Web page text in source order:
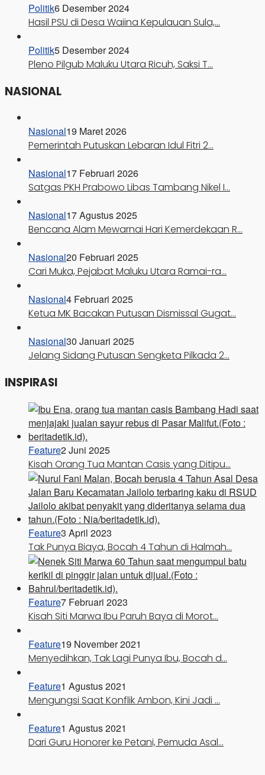
Politik6 Desember 2024
Hasil PSU di Desa Waiina Kepulauan Sula,…
Politik5 Desember 2024
Pleno Pilgub Maluku Utara Ricuh, Saksi T…
NASIONAL
Nasional19 Maret 2026
Pemerintah Putuskan Lebaran Idul Fitri 2…
Nasional17 Februari 2026
Satgas PKH Prabowo Libas Tambang Nikel I…
Nasional17 Agustus 2025
Bencana Alam Mewarnai Hari Kemerdekaan R…
Nasional20 Februari 2025
Cari Muka, Pejabat Maluku Utara Ramai-ra…
Nasional4 Februari 2025
Ketua MK Bacakan Putusan Dismissal Gugat…
Nasional30 Januari 2025
Jelang Sidang Putusan Sengketa Pilkada 2…
INSPIRASI
Feature2 Juni 2025
Kisah Orang Tua Mantan Casis yang Ditipu…
Feature3 April 2023
Tak Punya Biaya, Bocah 4 Tahun di Halmah…
Feature7 Februari 2023
Kisah Siti Marwa Ibu Paruh Baya di Morot…
Feature19 November 2021
Menyedihkan, Tak Lagi Punya Ibu, Bocah d…
Feature1 Agustus 2021
Mengungsi Saat Konflik Ambon, Kini Jadi …
Feature1 Agustus 2021
Dari Guru Honorer ke Petani, Pemuda Asal…